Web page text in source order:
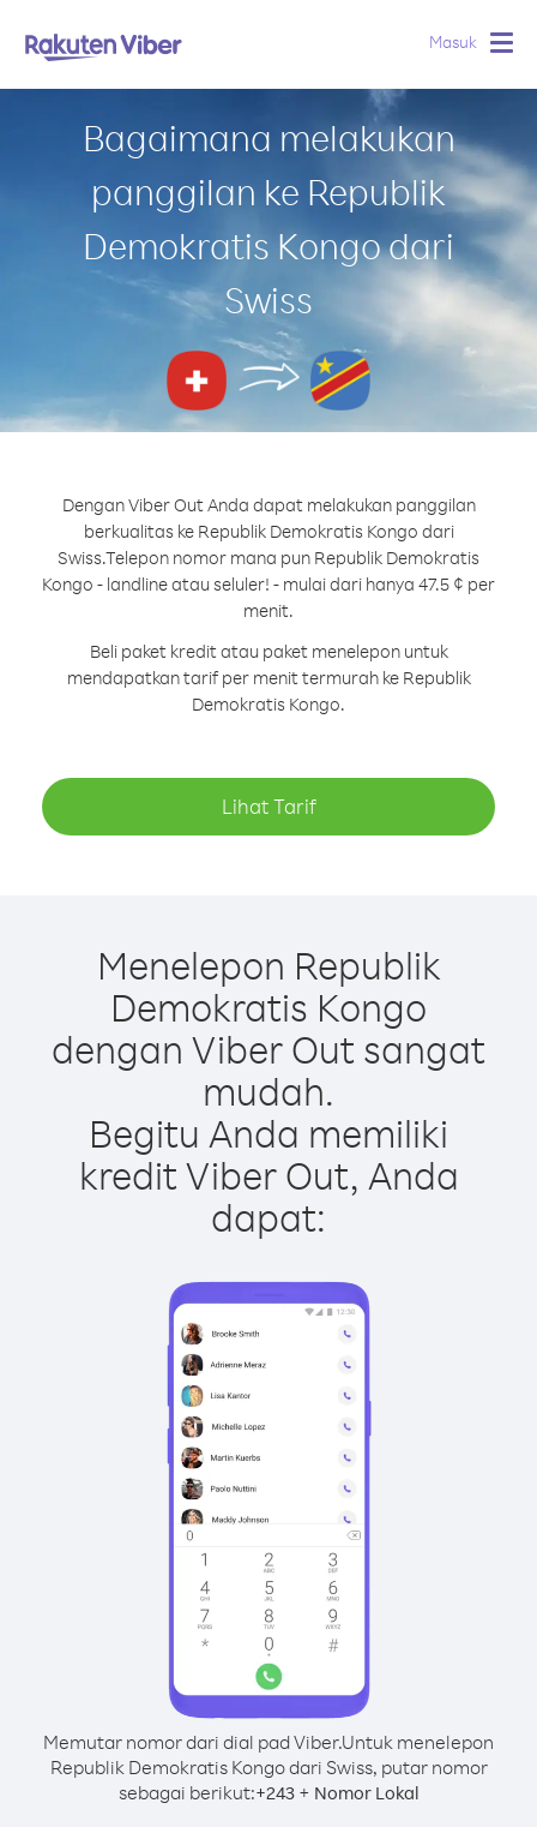
Masuk
Bagaimana melakukan
panggilan ke Republik
Demokratis Kongo dari
Swiss
Dengan Viber Out Anda dapat melakukan panggilan
berkualitas ke Republik Demokratis Kongo dari
Swiss.Telepon nomor mana pun Republik Demokratis
Kongo - landline atau seluler! - mulai dari hanya 47.5 ¢ per
menit.
Beli paket kredit atau paket menelepon untuk
mendapatkan tarif per menit termurah ke Republik
Demokratis Kongo.
Lihat Tarif
Menelepon Republik
Demokratis Kongo
dengan Viber Out sangat
mudah.
Begitu Anda memiliki
kredit Viber Out, Anda
dapat:
Memutar nomor dari dial pad Viber.Untuk menelepon
Republik Demokratis Kongo dari Swiss, putar nomor
sebagai berikut:+243+ Nomor Lokal